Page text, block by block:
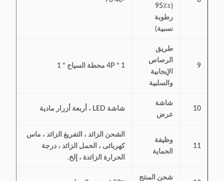
(≤95٪
رطوبة
نسبية)
9
طريق
الرصاص
الإيجابية
والسلبية
4P * 1 محطة السياج * 1
10
شاشة
عرض
شاشة LED ، أربعة أزرار مادية
11
وظيفة
الحماية
الشحن الزائد ، التفريغ الزائد ، ماس
كهربائى ، الحمل الزائد ، درجة
الحرارة الزائدة ، إلخ.
شحن المنتج